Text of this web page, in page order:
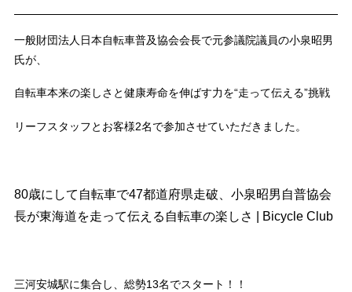
一般財団法人日本自転車普及協会会長で元参議院議員の小泉昭男
氏が、
自転車本来の楽しさと健康寿命を伸ばす力を“走って伝える”挑戦
リーフスタッフとお客様2名で参加させていただきました。
80歳にして自転車で47都道府県走破、小泉昭男自普協会
長が東海道を走って伝える自転車の楽しさ | Bicycle Club
三河安城駅に集合し、総勢13名でスタート！！